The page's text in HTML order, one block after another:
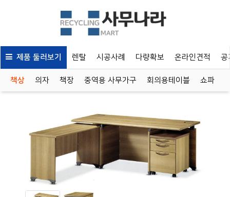
제품 둘러보기 렌탈 시공사례 다량확보 온라인견적 공
책상 의자 책장 중역용 사무가구 회의용테이블 쇼파